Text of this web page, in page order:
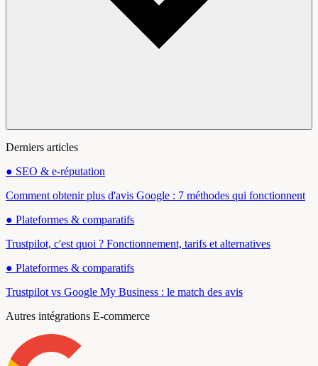
Derniers articles
● SEO & e-réputation
Comment obtenir plus d'avis Google : 7 méthodes qui fonctionnent
● Plateformes & comparatifs
Trustpilot, c'est quoi ? Fonctionnement, tarifs et alternatives
● Plateformes & comparatifs
Trustpilot vs Google My Business : le match des avis
Autres intégrations E-commerce